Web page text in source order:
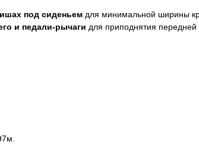
под сиденьем для минимальной ширины
и педали-рычаги для приподнятия передней